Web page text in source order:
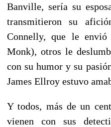
Banville, sería su
transmitieron su
Connelly, que le
Monk), otros le
con su humor y su
James Ellroy estuvo
Y todos, más de un
vienen con sus